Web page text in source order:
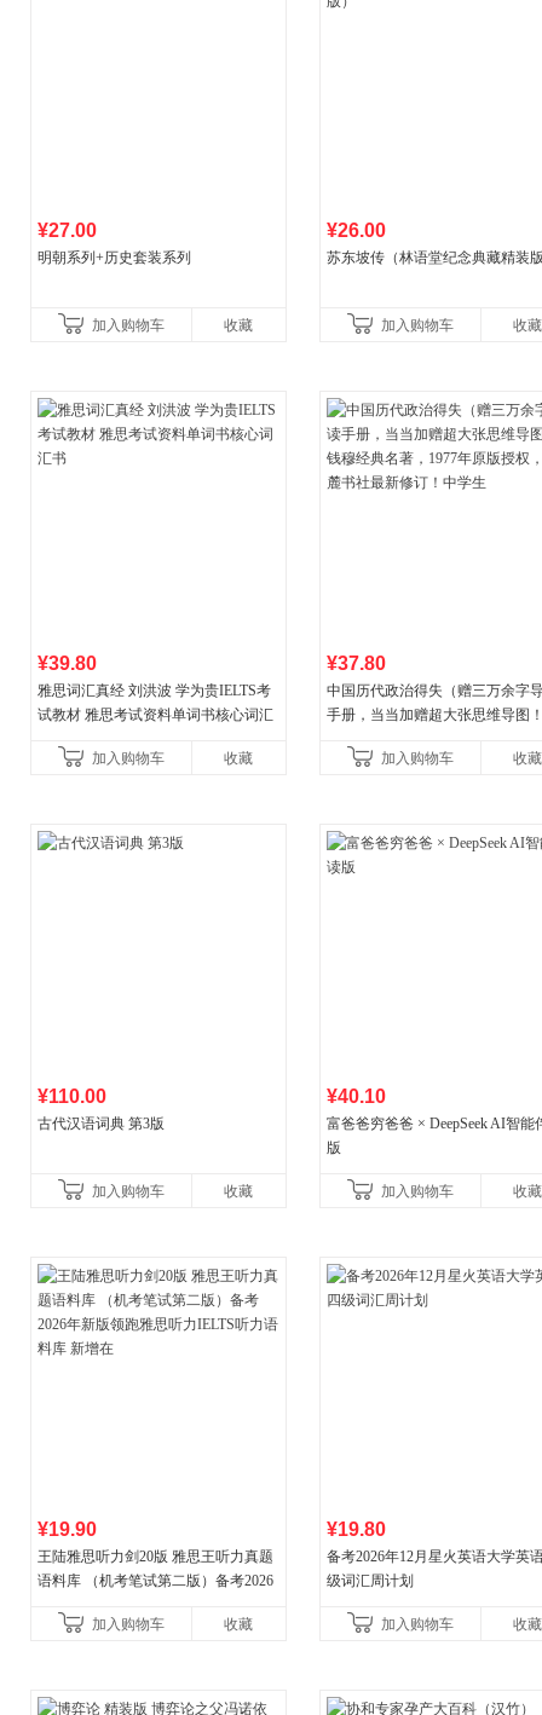
¥27.00
明朝系列+历史套装系列
加入购物车 收藏
¥26.00
苏东坡传（林语堂纪念典藏精装
加入购物车 收藏
¥39.80
雅思词汇真经 刘洪波 学为贵IELTS考
试教材 雅思考试资料单词书核心词汇
加入购物车
收藏
¥37.80
中国历代政治得失（赠三万余字
手册，当当加赠超大张思维导图
书社最新修订！中学生
加入购物车 收藏
¥110.00
古代汉语词典 第3版
加入购物车 收藏
¥40.10
富爸爸穷爸爸 × DeepSeek AI智能
版
加入购物车 收藏
¥19.90
王陆雅思听力剑20版 雅思王听力真题
语料库 （机考笔试第二版）备考2026
新增在
加入购物车 收藏
¥19.80
备考2026年12月星火英语大学英
级词汇周计划
加入购物车 收藏